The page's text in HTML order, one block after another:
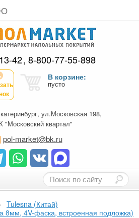
42 8-800-77-55-898
В корзине:
пусто
ул.Московская 198,
"Московский квартал"
pol-market@bk.ru
Tulesna (Китай)
8мм, 4V-фаска, встроенная подложка)